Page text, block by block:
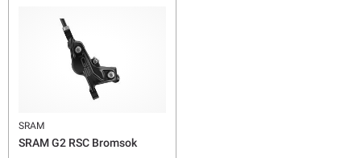
SRAM
SRAM G2 RSC Bromsok